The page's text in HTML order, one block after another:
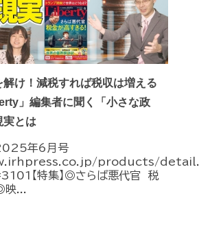
解け！減税すれば税収は増える
」編集者に聞く「小さな政
実とは
年6月号
products/
【特集】◎さらば悪代官 税
映...